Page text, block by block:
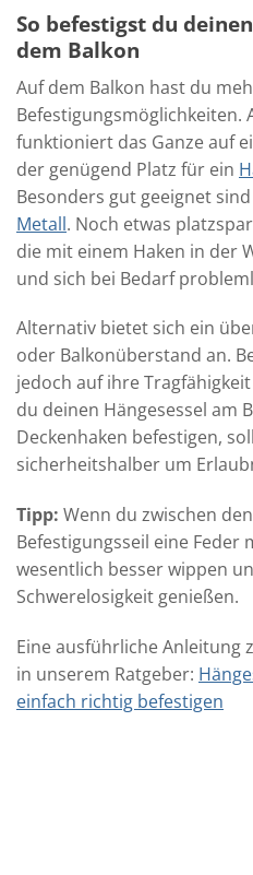
So befestigst du
dem Balkon
Auf dem Balkon hast du
Befestigungsmöglichkeiten.
funktioniert das Ganze auf
der genügend Platz für ein
Besonders gut geeignet
Metall. Noch etwas
die mit einem Haken in der
und sich bei Bedarf
Alternativ bietet sich ein
oder Balkonüberstand an.
jedoch auf ihre
du deinen Hängesessel am
Deckenhaken befestigen,
sicherheitshalber um
Tipp: Wenn du zwischen
Befestigungsseil eine
wesentlich besser wippen
Schwerelosigkeit genießen.
Eine ausführliche Anleitung
in unserem Ratgeber:
einfach richtig befestigen